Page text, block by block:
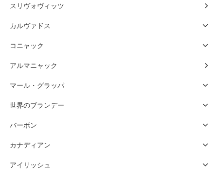
スリヴォヴィッツ
カルヴァドス
コニャック
アルマニャック
マール・グラッパ
世界のブランデー
バーボン
カナディアン
アイリッシュ